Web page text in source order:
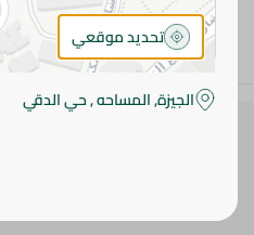
تحديد موقعي
الجيزة, المساحه , حي الدقي